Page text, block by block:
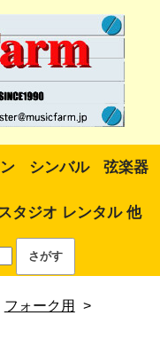
シンバル 弦楽器
タジオ レンタル 他
フォーク用 >